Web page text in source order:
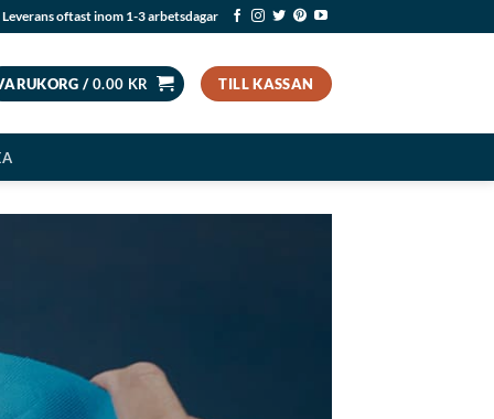
Leverans oftast inom 1-3 arbetsdagar
/0.00 KR TILL KASSAN